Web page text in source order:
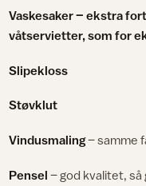
Vaskesaker – ekstra
våtservietter, som for
Slipekloss
Støvklut
Vindusmaling– samme
Pensel – god kvalitet,